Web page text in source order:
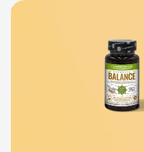
Кръвна Захар и